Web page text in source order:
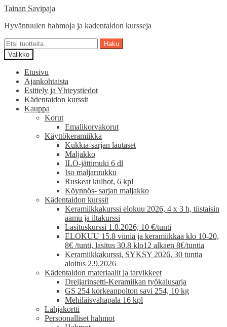
Siirry
Siirry
Tainan Savipaja
Hyväntuulen hahmoja ja kadentaidon kursseja
Etsi:
Haku
Valikko
Etusivu
Ajankohtaista
Esittely ja Yhteystiedot
Kädentaidon kurssit
Kauppa
Korut
Emalikorvakorut
Käyttökeramiikka
Kukkia-sarjan lautaset
Maljakko
ILO-jättimuki 6 dl
Iso maljaruukku
Ruskeat kulhot, 6 kpl
Köynnös- sarjan maljakko
Kädentaidon kurssit
Keramiikkakurssi elokuu 2026, 4 x 3 h, tiistaisin
aamu ja iltakurssi
Lasituskurssi 1.8.2026, 10 €/tunti
ELOKUU 15.8 viiniä ja keramiikkaa klo 10-20,
8€ /tunti, lasitus 30.8 klo12 alkaen 8€/tuntia
Keramiikkakurssi, SYKSY 2026, 30 tuntia
aloitus 2.9.2026
Kädentaidon materiaalit ja tarvikkeet
Dreijarinsetti-Keramiikan työkalusarja
GS 254 korkeanpolton savi 254, 10 kg
Mehiläisvahapala 16 kpl
Lahjakortti
Persoonalliset hahmot